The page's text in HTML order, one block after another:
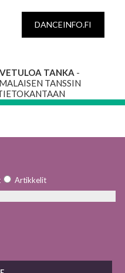
DANCEINFO.FI
TANKA -
TANSSIN
Artikkelit